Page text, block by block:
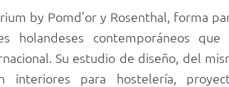
by Pomd’or y Rosenthal, forma
holandeses contemporáneos que
Su estudio de diseño, del
para hostelería,